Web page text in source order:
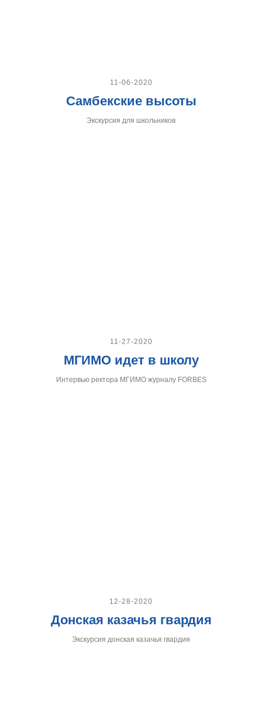
11-06-2020
Самбекские высоты
Экскурсия для школьников
11-27-2020
МГИМО идет в школу
Интервью ректора МГИМО журналу FORBES
12-28-2020
Донская казачья гвардия
Экскурсия донская казачья гвардия